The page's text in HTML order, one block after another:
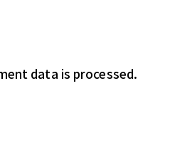
data is processed.